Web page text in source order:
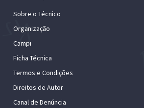
Sobre o Técnico
Organização
Campi
Ficha Técnica
Termos e Condições
Direitos de Autor
Canal de Denúncia